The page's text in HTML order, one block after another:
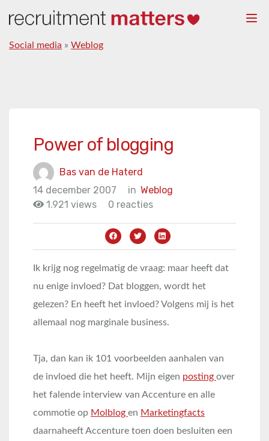
Social media » Weblog
Power of blogging
Bas van de Haterd
14 december 2007
in Weblog
1.921 views
0 reacties
Ik krijg nog regelmatig de vraag: maar heeft dat
nu enige invloed? Dat bloggen, wordt het
gelezen? En heeft het invloed? Volgens mij is het
allemaal nog marginale business.
Tja, dan kan ik 101 voorbeelden aanhalen van
de invloed die het heeft. Mijn eigen posting over
het falende interview van Accenture en alle
commotie op Molblog en Marketingfacts
daarnaheeft Accenture toen doen besluiten een